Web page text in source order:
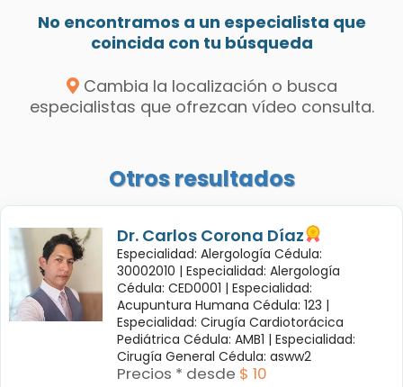
No encontramos a un especialista que
coincida con tu búsqueda
Cambia la localización o busca
especialistas que ofrezcan vídeo consulta.
Otros resultados
Dr. Carlos Corona Díaz
Especialidad: Alergología Cédula:
30002010 | Especialidad: Alergología
Cédula: CED0001 | Especialidad:
Acupuntura Humana Cédula: 123 |
Especialidad: Cirugía Cardiotorácica
Pediátrica Cédula: AMB1 | Especialidad:
Cirugía General Cédula: asww2
Precios * desde $ 10